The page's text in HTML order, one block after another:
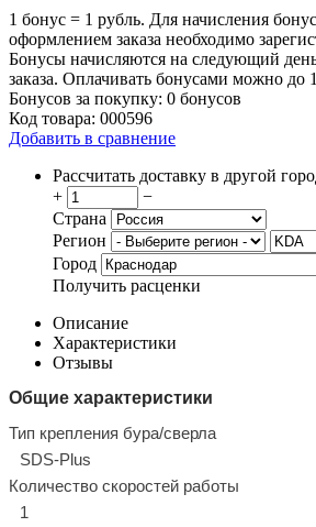
1 бонус = 1 рубль. Для начисления
оформлением заказа необходимо
Бонусы начисляются на следующий
заказа. Оплачивать бонусами можно до
Бонусов за покупку: 0 бонусов
Код товара: 000596
Добавить в сравнение
Рассчитать доставку в другой
+
−
Страна
Регион
Город
Получить расценки
Описание
Характеристики
Отзывы
Общие характеристики
Тип крепления бура/сверла
SDS-Plus
Количество скоростей работы
1